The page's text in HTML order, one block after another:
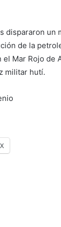
dispararon un
de la
Mar Rojo de
militar hutí.
X